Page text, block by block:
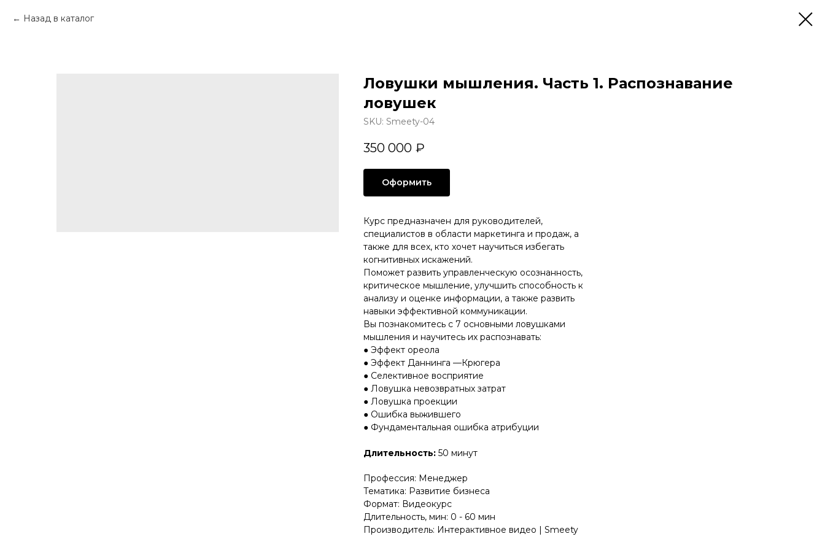
Назад в каталог
Ловушки мышления. Часть 1. Распознавание
ловушек
SKU: Smeety-04
350 000 ₽
Оформить
Курс предназначен для руководителей,
специалистов в области маркетинга и продаж, а
также для всех, кто хочет научиться избегать
когнитивных искажений.
Поможет развить управленческую осознанность,
критическое мышление, улучшить способность к
анализу и оценке информации, а также развить
навыки эффективной коммуникации.
Вы познакомитесь с 7 основными ловушками
мышления и научитесь их распознавать:
● Эффект ореола
● Эффект Даннинга —Крюгера
● Селективное восприятие
● Ловушка невозвратных затрат
● Ловушка проекции
● Ошибка выжившего
● Фундаментальная ошибка атрибуции
Длительность: 50 минут
Профессия: Менеджер
Тематика: Развитие бизнеса
Формат: Видеокурс
Длительность, мин: 0 - 60 мин
Производитель: Интерактивное видео | Smeety